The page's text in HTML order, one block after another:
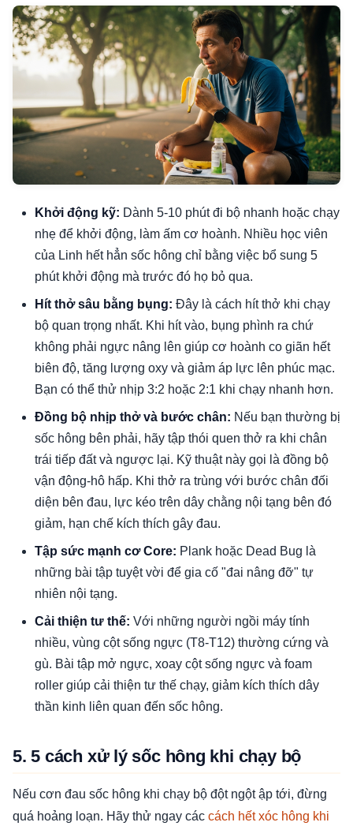
Khởi động kỹ: Dành 5-10 phút đi bộ nhanh hoặc chạy
nhẹ để khởi động, làm ấm cơ hoành. Nhiều học viên
của Linh hết hẳn sốc hông chỉ bằng việc bổ sung 5
phút khởi động mà trước đó họ bỏ qua.
Hít thở sâu bằng bụng: Đây là cách hít thở khi chạy
bộ quan trọng nhất. Khi hít vào, bụng phình ra chứ
không phải ngực nâng lên giúp cơ hoành co giãn hết
biên độ, tăng lượng oxy và giảm áp lực lên phúc mạc.
Bạn có thể thử nhịp 3:2 hoặc 2:1 khi chạy nhanh hơn.
Đồng bộ nhịp thở và bước chân: Nếu bạn thường bị
sốc hông bên phải, hãy tập thói quen thở ra khi chân
trái tiếp đất và ngược lại. Kỹ thuật này gọi là đồng bộ
vận động-hô hấp. Khi thở ra trùng với bước chân đối
diện bên đau, lực kéo trên dây chằng nội tạng bên đó
giảm, hạn chế kích thích gây đau.
Tập sức mạnh cơ Core: Plank hoặc Dead Bug là
những bài tập tuyệt vời để gia cố "đai nâng đỡ" tự
nhiên nội tạng.
Cải thiện tư thế: Với những người ngồi máy tính
nhiều, vùng cột sống ngực (T8-T12) thường cứng và
gù. Bài tập mở ngực, xoay cột sống ngực và foam
roller giúp cải thiện tư thế chạy, giảm kích thích dây
thần kinh liên quan đến sốc hông.
5. 5 cách xử lý sốc hông khi chạy bộ
Nếu cơn đau sốc hông khi chạy bộ đột ngột ập tới, đừng
quá hoảng loạn. Hãy thử ngay các cách hết xóc hông khi